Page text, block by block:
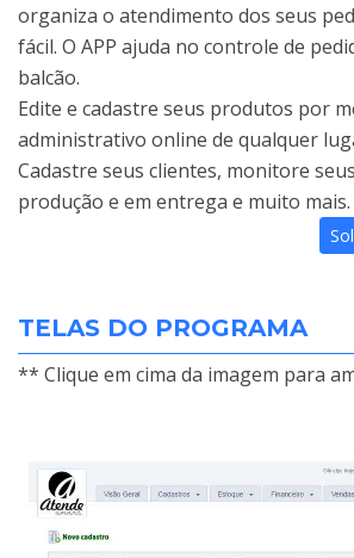
organiza o atendimento dos seus
fácil. O APP ajuda no controle de
balcão.
Edite e cadastre seus produtos por
administrativo online de qualquer
Cadastre seus clientes, monitore
produção e em entrega e muito mais.
TELAS DO PROGRAMA
** Clique em cima da imagem para